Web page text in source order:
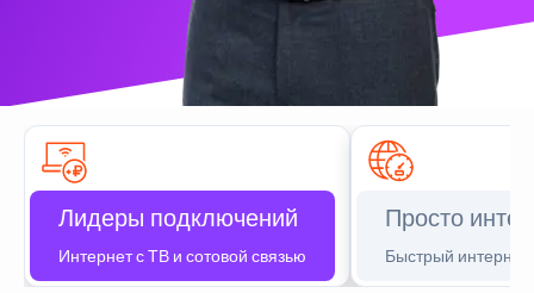
Лидеры подключений
Интернет с ТВ и сотовой связью
Просто
Быстрый интернет